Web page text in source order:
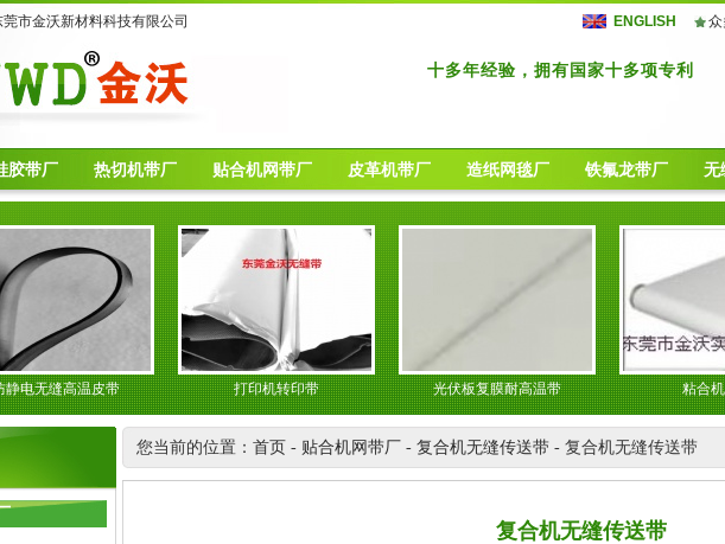
市金沃新材料科技有限公司 ENGLISH
十多年经验，拥有国家十多项专利
胶带厂 热切机带厂 贴合机网带厂 皮革机带厂 造纸网毯厂 铁氟龙带厂 无
缝高温皮带 打印机转印带 光伏板复膜耐高温带 粘合机网带
您当前的位置： 首页 - 贴合机网带厂 - 复合机无缝传送带 - 复合机无缝传送带
复合机无缝传送带